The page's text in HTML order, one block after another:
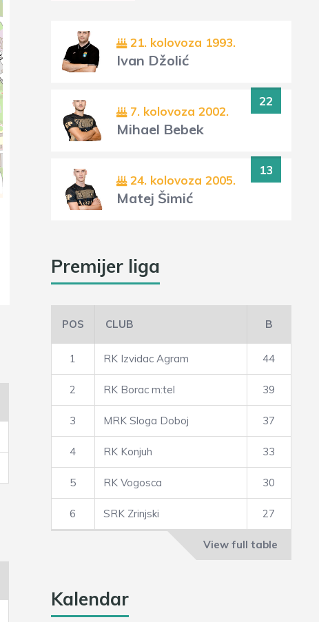
21. kolovoza 1993.
Ivan Džolić
22
7. kolovoza 2002.
Mihael Bebek
13
24. kolovoza 2005.
Matej Šimić
Premijer liga
POS CLUB B
1 RK Izvidac Agram 44
2 RK Borac m:tel 39
3 MRK Sloga Doboj 37
4 RK Konjuh 33
5 RK Vogosca 30
6 SRK Zrinjski 27
View full table
Kalendar